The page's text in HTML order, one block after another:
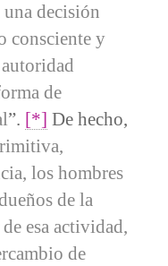
decisión
consciente y
de
”. [*] De hecho,
los hombres
de la
esa actividad,
de